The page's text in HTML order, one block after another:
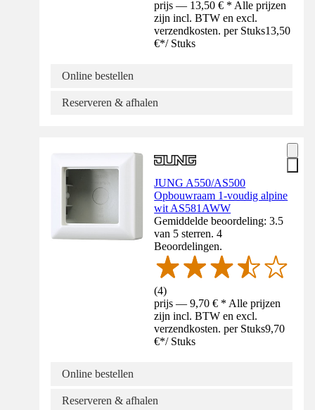
prijs — 13,50 € * Alle prijzen
zijn incl. BTW en excl.
verzendkosten. per Stuks13,50
€*/ Stuks
Online bestellen
Reserveren & afhalen
JUNG A550/AS500
Opbouwraam 1-voudig alpine
wit AS581AWW
Gemiddelde beoordeling: 3.5
van 5 sterren. 4
Beoordelingen.
(4)
prijs — 9,70 € * Alle prijzen
zijn incl. BTW en excl.
verzendkosten. per Stuks9,70
€*/ Stuks
Online bestellen
Reserveren & afhalen